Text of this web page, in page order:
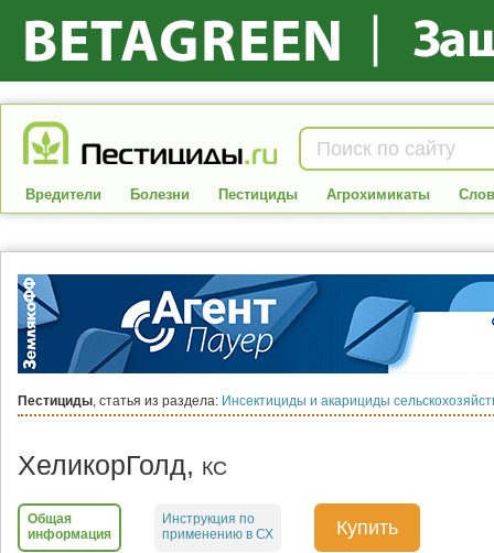
Вредители Болезни Пестициды Агрохимикаты
Пестициды, статья из раздела: Инсектициды и акарициды
ХеликорГолд, КС
Общая
информация
Инструкция по
применению в СХ
Купить